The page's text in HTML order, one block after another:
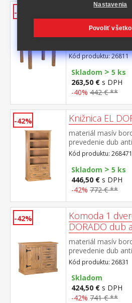
-40%
Jedálenský
dub antik
materiál masív
prevedenie dub
vlis drevenej
DORADO
Kód produktu: 26811
Skladom > 5 ks
263,50 € s DPH
-40% 442 € **
-42% Knižnica EL
materiál masív
prevedenie dub
vlis drevenej
široká a dve úzke
EL DORADO
Kód produktu: 268471
Skladom > 5 ks
446,50 € s DPH
-42% 772 € **
-42%
Komoda 1
DORADO dub
materiál masív
prevedenie dub
vlis drevenej
zásuvky súčasť
Kód produktu: 26831
Skladom
424,50 € s DPH
-42% 741 € **
Nastavenia
Povoliť všetko